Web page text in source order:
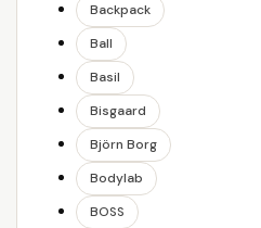
Backpack
Ball
Basil
Bisgaard
Björn Borg
Bodylab
BOSS